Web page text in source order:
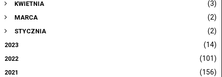
KWIETNIA (3)
MARCA (2)
STYCZNIA (2)
2023 (14)
2022 (101)
2021 (156)